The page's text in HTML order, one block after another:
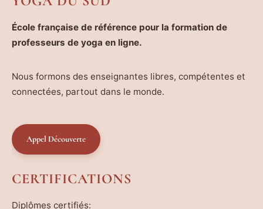
École française de référence pour la formation de
professeurs de yoga en ligne.
Nous formons des enseignantes libres, compétentes et
connectées, partout dans le monde.
Appel Découverte
CERTIFICATIONS
Diplômes certifiés: